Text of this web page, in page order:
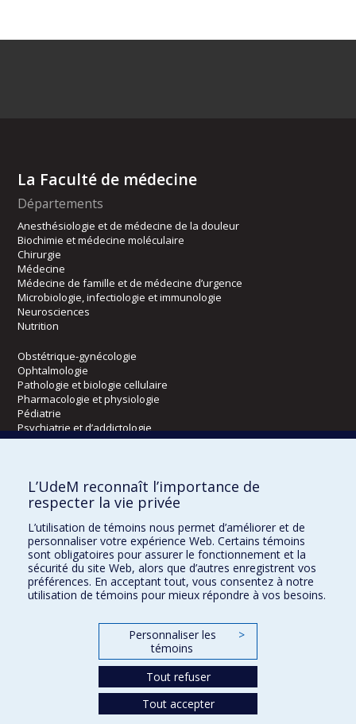
La Faculté de médecine
Départements
Anesthésiologie et de médecine de la douleur
Biochimie et médecine moléculaire
Chirurgie
Médecine
Médecine de famille et de médecine d’urgence
Microbiologie, infectiologie et immunologie
Neurosciences
Nutrition
Obstétrique-gynécologie
Ophtalmologie
Pathologie et biologie cellulaire
Pharmacologie et physiologie
Pédiatrie
Psychiatrie et d’addictologie
Radiologie, radio-oncologie et médecine nucléaire
Écoles
Orthophonie et audiologie
Réadaptation
Directions
L’UdeM reconnaît l’importance de
respecter la vie privée
L’utilisation de témoins nous permet d’améliorer et de
personnaliser votre expérience Web. Certains témoins
sont obligatoires pour assurer le fonctionnement et la
sécurité du site Web, alors que d’autres enregistrent vos
préférences. En acceptant tout, vous consentez à notre
utilisation de témoins pour mieux répondre à vos besoins.
Personnaliser les
témoins
>
Tout refuser
Tout accepter